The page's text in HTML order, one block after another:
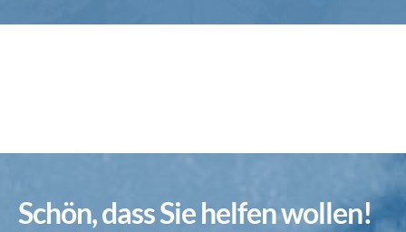
Schön, dass Sie helfen wollen!